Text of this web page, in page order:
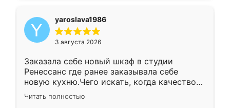
yaroslava1986
3 августа 2026
Заказала себе новый шкаф в студии
Ренессанс где ранее заказывала себе
новую кухню.Чего искать, когда качеством
вполне довольна. Служит кухня уже почти
два года, нареканий нет.
Читать полностью